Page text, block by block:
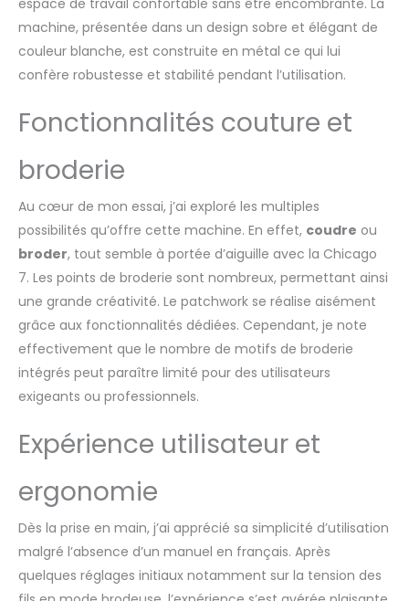
idéale pour le patchwork et
le quilting car, parmi ses
accessoires, vous trouverez
une table de rallonge aussi.
Parfaite pour la décoration
EPAIS : Grace à son
pour les tissus épais ou
difficiles comme le Jean,
par exemple BRAS LIBRE
EXTRA LONG : Enlevez le
plateau de la Chicago 7 et
vous obtiendrez un bras
libre idéal pour la couture
tubulaire, parfait pour les
pantalons, les manches ou
les poignets PRISE EN MAIN
FACILE ET COMPLETE :
quotidienne ! Garce à ses
200 points, la Bernette
décoration
espace de travail confortable sans être encombrante. La
machine, présentée dans un design sobre et élégant de
couleur blanche, est construite en métal ce qui lui
confère robustesse et stabilité pendant l’utilisation.
Fonctionnalités couture et
broderie
Au cœur de mon essai, j’ai exploré les multiples
possibilités qu’offre cette machine. En effet, coudre ou
broder, tout semble à portée d’aiguille avec la Chicago
7. Les points de broderie sont nombreux, permettant ainsi
une grande créativité. Le patchwork se réalise aisément
grâce aux fonctionnalités dédiées. Cependant, je note
effectivement que le nombre de motifs de broderie
intégrés peut paraître limité pour des utilisateurs
exigeants ou professionnels.
Expérience utilisateur et
ergonomie
Dès la prise en main, j’ai apprécié sa simplicité d’utilisation
malgré l’absence d’un manuel en français. Après
quelques réglages initiaux notamment sur la tension des